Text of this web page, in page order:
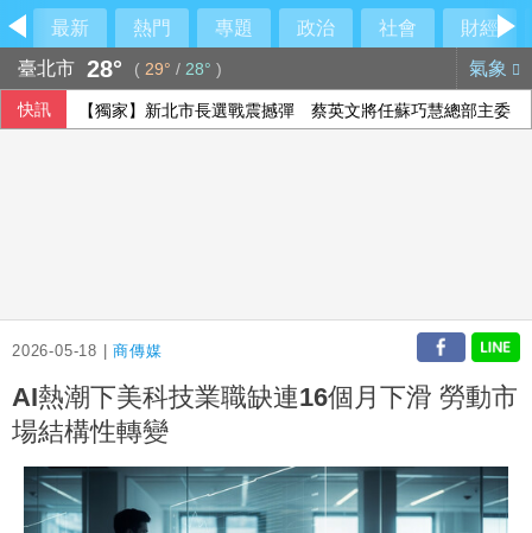
最新 熱門 專題 政治 社會
財經
臺北市 28° ( 29° / 28° ) 氣象
快訊 【獨家】新北市長選戰震撼彈 蔡英文將任蘇巧慧總部主委
2026-05-18 |商傳媒
AI熱潮下美科技業職缺連16個月下滑 勞動市
場結構性轉變